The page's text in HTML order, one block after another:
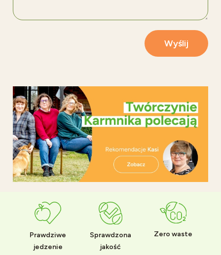
Wyślij
Prawdziwe
jedzenie
Sprawdzona
jakość
Zero waste